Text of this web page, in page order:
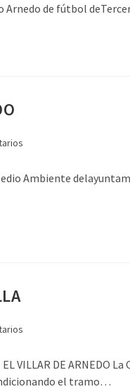
Arnedo de fútbol
Ambiente
EL VILLAR DE
el tramo…